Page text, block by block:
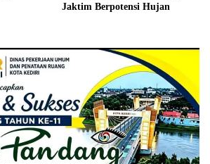
Jaktim Berpotensi Hujan